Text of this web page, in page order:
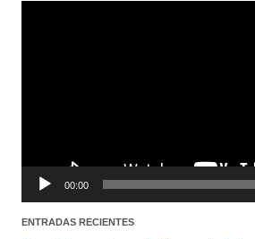
00:00
ENTRADAS RECIENTES